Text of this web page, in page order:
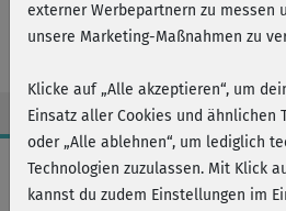
Cardio Pro - Workout 2
Workout-Facts
anspruchsvoll
externer Werbepartnern zu messen
unsere Marketing-Maßnahmen zu
Klicke auf „Alle akzeptieren“, um
Einsatz aller Cookies und ähnlichen
oder „Alle ablehnen“, um lediglich
Technologien zuzulassen. Mit Klick
kannst du zudem Einstellungen im